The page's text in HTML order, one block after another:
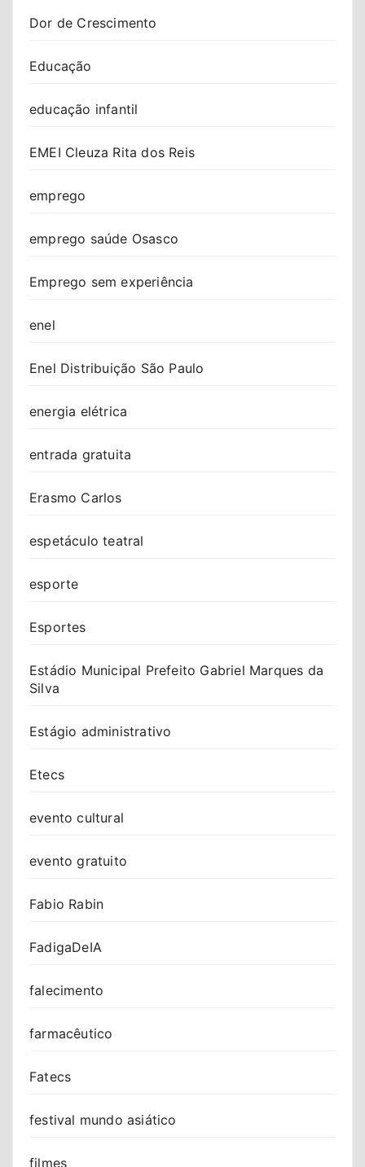
Dor de Crescimento
Educação
educação infantil
EMEI Cleuza Rita dos Reis
emprego
emprego saúde Osasco
Emprego sem experiência
enel
Enel Distribuição São Paulo
energia elétrica
entrada gratuita
Erasmo Carlos
espetáculo teatral
esporte
Esportes
Estádio Municipal Prefeito Gabriel Marques da
Silva
Estágio administrativo
Etecs
evento cultural
evento gratuito
Fabio Rabin
FadigaDeIA
falecimento
farmacêutico
Fatecs
festival mundo asiático
filmes